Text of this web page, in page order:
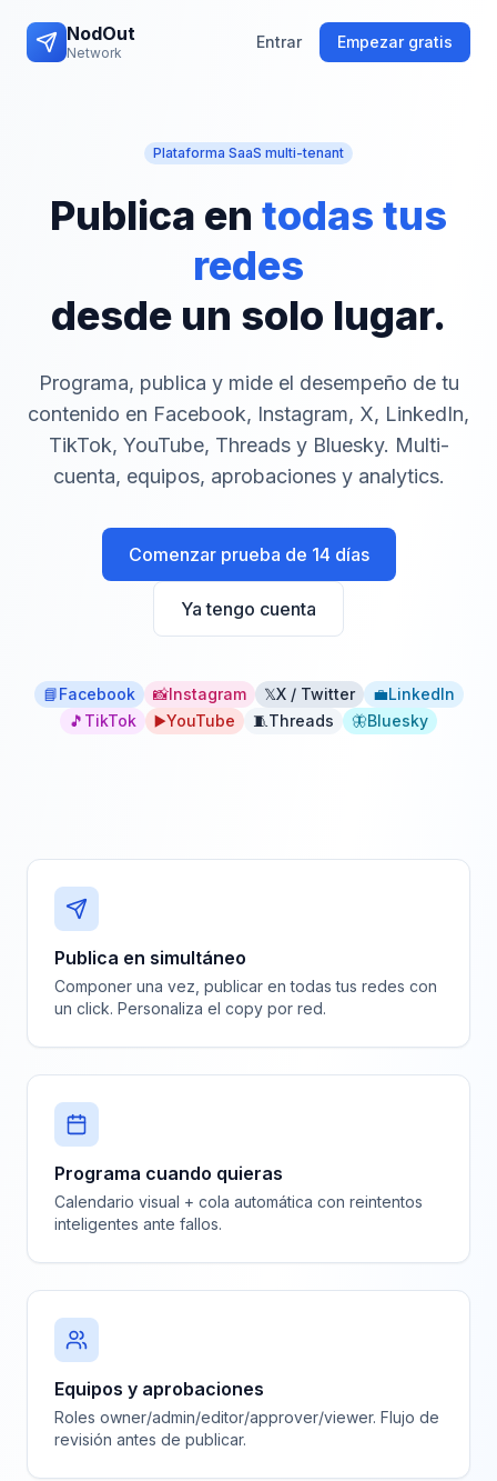
NodOut
Network
Entrar Empezar gratis
Plataforma SaaS multi-tenant
Publica en todas tus
redes
desde un solo lugar.
Programa, publica y mide el desempeño de tu
contenido en Facebook, Instagram, X, LinkedIn,
TikTok, YouTube, Threads y Bluesky. Multi-
cuenta, equipos, aprobaciones y analytics.
Comenzar prueba de 14 días
Ya tengo cuenta
📘Facebook 📸Instagram 𝕏X / Twitter 💼LinkedIn
🎵 TikTok ▶️YouTube 🧵Threads 🦋Bluesky
Publica en simultáneo
Componer una vez, publicar en todas tus redes con
un click. Personaliza el copy por red.
Programa cuando quieras
Calendario visual + cola automática con reintentos
inteligentes ante fallos.
Equipos y aprobaciones
Roles owner/admin/editor/approver/viewer. Flujo de
revisión antes de publicar.